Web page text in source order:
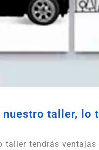
nuestro taller, lo
taller tendrás ventajas